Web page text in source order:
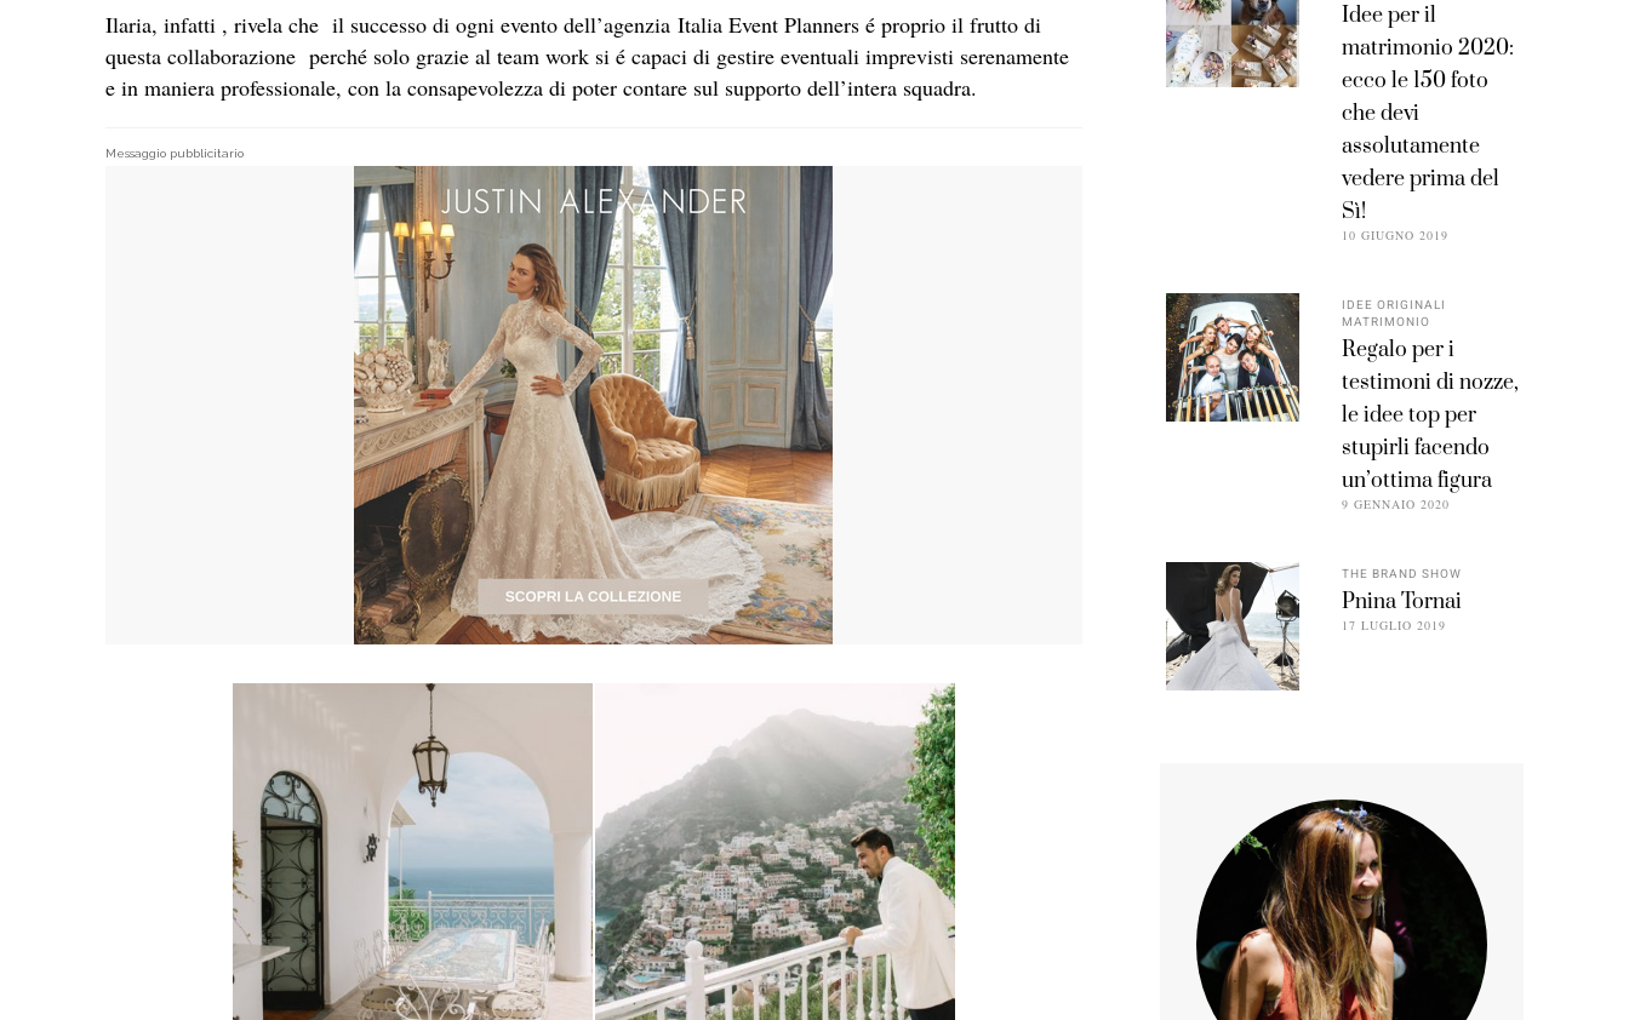
Ilaria, infatti , rivela che il successo di ogni evento dell’agenzia Italia Event Planners é proprio il frutto di
questa collaborazione perché solo grazie al team work si é capaci di gestire eventuali imprevisti serenamente
e in maniera professionale, con la consapevolezza di poter contare sul supporto dell’intera squadra.
Messaggio pubblicitario
Idee per il
matrimonio 2020:
ecco le 150 foto
che devi
assolutamente
vedere prima del
Sì!
10 GIUGNO 2019
IDEE ORIGINALI
MATRIMONIO
Regalo per i
testimoni di nozze,
le idee top per
stupirli facendo
un’ottima figura
9 GENNAIO 2020
THE BRAND SHOW
Pnina Tornai
17 LUGLIO 2019